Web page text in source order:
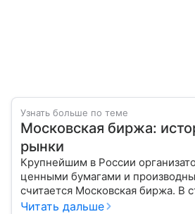
Узнать больше по теме
Московская биржа:
рынки
Крупнейшим в России
ценными бумагами и
считается Московская биржа. В
как новичкам начать
Читать дальше